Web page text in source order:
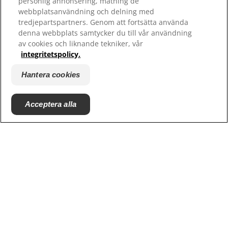
All rights reserved.
Såsom det används här, anger det registrerat
webbplatsanvändning och delning med
tredjepartspartners. Genom att fortsätta använda
denna webbplats samtycker du till vår användning
av cookies och liknande tekniker, vår
integritetspolicy.
Hantera cookies
Acceptera alla